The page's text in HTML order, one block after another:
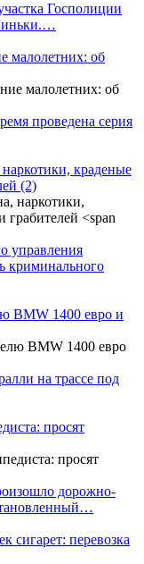
Госполиции
малолетних: об
проведена серия
краденые
(2)
управления
криминального
BMW 1400 евро и
на трассе под
просят
дорожно-
сигарет: перевозка